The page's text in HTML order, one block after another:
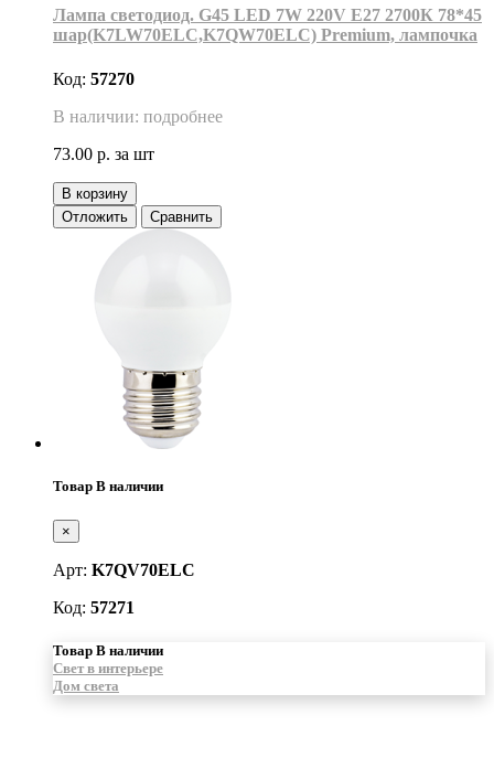
Лампа светодиод. G45 LED 7W 220V E27 2700К 78*45
шар(K7LW70ELC,K7QW70ELC) Premium, лампочка
Код: 57270
В наличии: подробнее
73.00 р. за шт
В корзину
Отложить
Сравнить
Товар В наличии
×
Арт: K7QV70ELC
Код: 57271
Товар В наличии
Свет в интерьере
Дом света